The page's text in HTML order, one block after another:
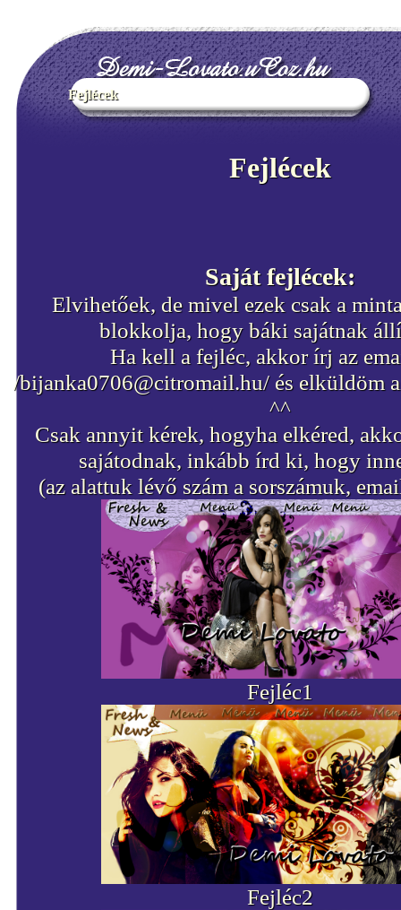
Fejlécek
Fejlécek
Saját fejlécek:
Elvihetőek, de mivel ezek csak a
blokkolja, hogy báki sajátnak
Ha kell a fejléc, akkor írj az
/bijanka0706@citromail.hu/ és elküldöm
^^
Csak annyit kérek, hogyha elkéred,
sajátodnak, inkább írd ki, hogy
(az alattuk lévő szám a sorszámuk,
Fejléc1
Fejléc2